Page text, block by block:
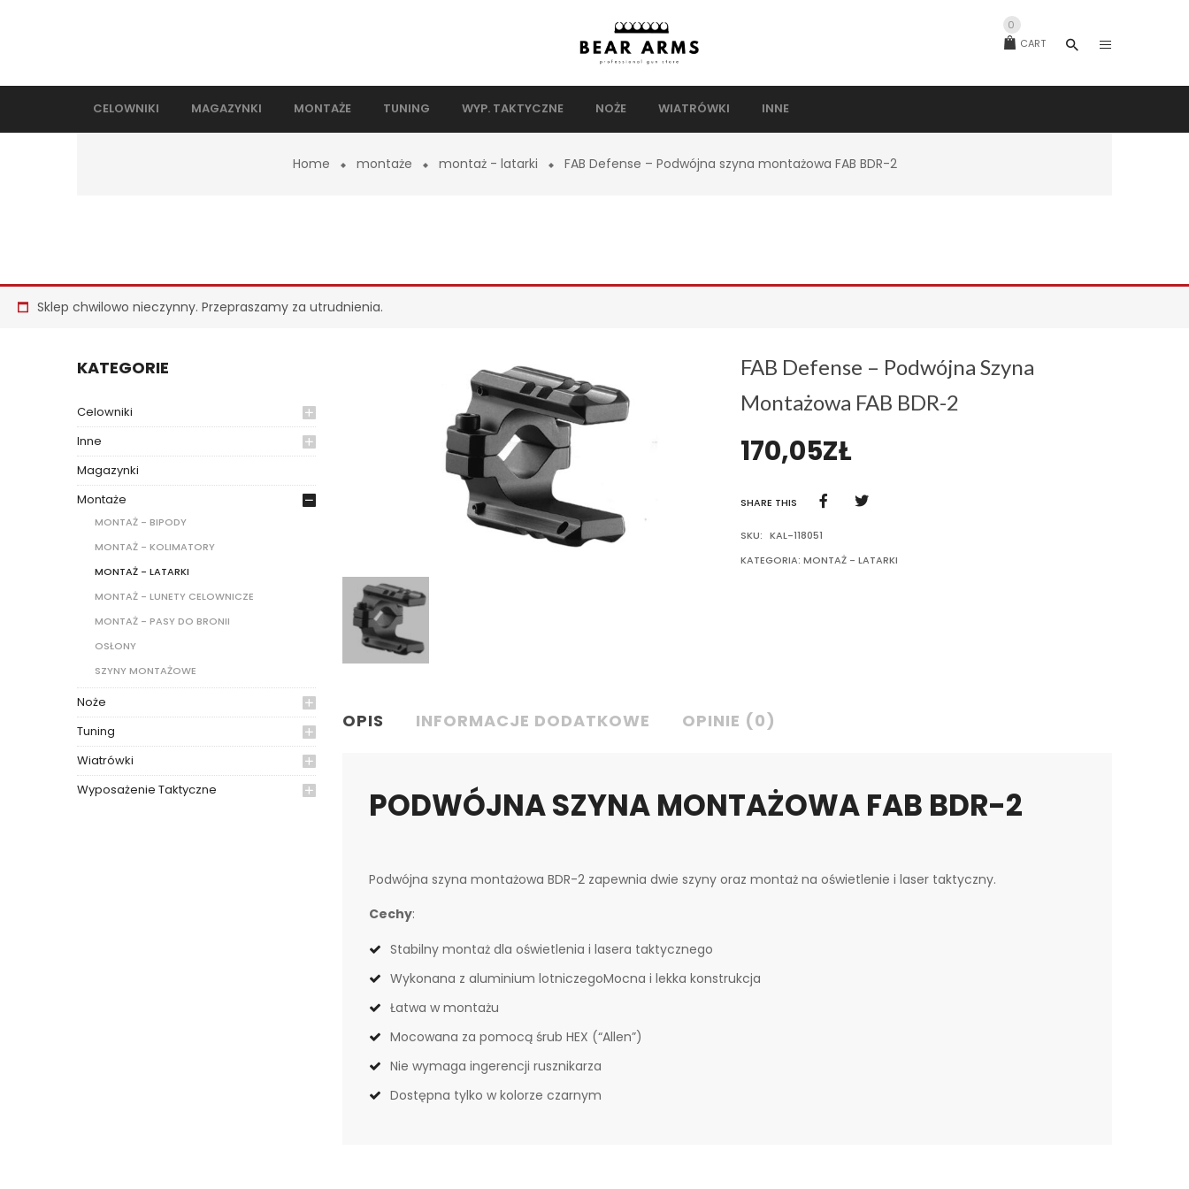
CART
0
CELOWNIKI MAGAZYNKI MONTAŻE TUNING WYP. TAKTYCZNE NOŻE WIATRÓWKI INNE
Home montaże montaż - latarki FAB Defense – Podwójna szyna montażowa FAB BDR-2
Sklep chwilowo nieczynny. Przepraszamy za utrudnienia.
KATEGORIE
Celowniki
Inne
Magazynki
Montaże
MONTAŻ - BIPODY
MONTAŻ - KOLIMATORY
MONTAŻ - LATARKI
MONTAŻ - LUNETY CELOWNICZE
MONTAŻ - PASY DO BRONII
OSŁONY
SZYNY MONTAŻOWE
Noże
Tuning
Wiatrówki
Wyposażenie Taktyczne
FAB Defense – Podwójna Szyna
Montażowa FAB BDR-2
170,05ZŁ
SHARE THIS
SKU: KAL-118051
KATEGORIA: MONTAŻ - LATARKI
OPIS INFORMACJE DODATKOWE OPINIE (0)
PODWÓJNA SZYNA MONTAŻOWA FAB BDR-2
Podwójna szyna montażowa BDR-2 zapewnia dwie szyny oraz montaż na oświetlenie i laser taktyczny.
Cechy:
Stabilny montaż dla oświetlenia i lasera taktycznego
Wykonana z aluminium lotniczegoMocna i lekka konstrukcja
Łatwa w montażu
Mocowana za pomocą śrub HEX (“Allen”)
Nie wymaga ingerencji rusznikarza
Dostępna tylko w kolorze czarnym